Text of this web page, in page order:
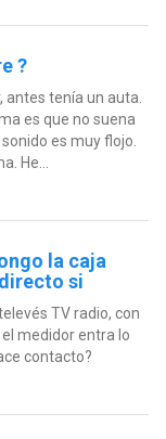
?
tenía un auta.
es que no suena
es muy flojo.
He...
la caja
si
TV radio, con
el medidor entra lo
contacto?